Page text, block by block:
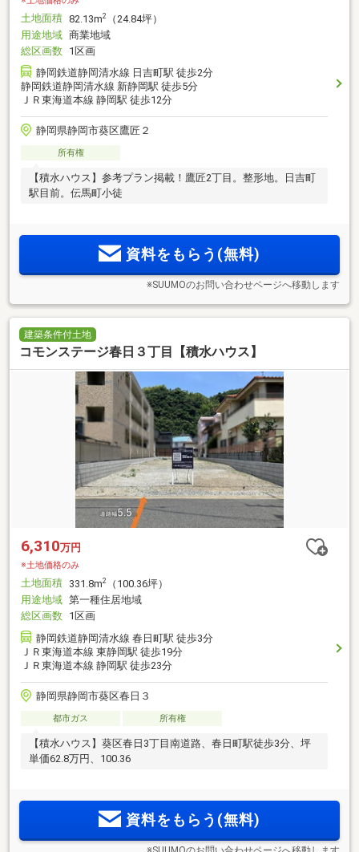
土地面積 82.13m2
（24.84坪）
用途地域 商業地域
総区画数 1区画
静岡鉄道静岡清水線 日吉町駅 徒歩2分
静岡鉄道静岡清水線 新静岡駅 徒歩5分
ＪＲ東海道本線 静岡駅 徒歩12分
静岡県静岡市葵区鷹匠２
所有権
【積水ハウス】参考プラン掲載！鷹匠2丁目。整形地。日吉町
駅目前。伝馬町小徒
資料をもらう(無料)
※SUUMOのお問い合わせページへ移動します
建築条件付土地
コモンステージ春日３丁目【積水ハウス】
6,310万円
※土地価格のみ
土地面積 331.8m2
（100.36坪）
用途地域 第一種住居地域
総区画数 1区画
静岡鉄道静岡清水線 春日町駅 徒歩3分
ＪＲ東海道本線 東静岡駅 徒歩19分
ＪＲ東海道本線 静岡駅 徒歩23分
静岡県静岡市葵区春日３
都市ガス 所有権
【積水ハウス】葵区春日3丁目南道路、春日町駅徒歩3分、坪
単価62.8万円、100.36
資料をもらう(無料)